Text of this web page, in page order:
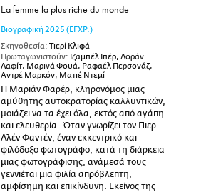
La femme la plus riche du monde
Βιογραφική 2025 (ΕΓΧΡ.)
Σκηνοθεσία: Τιερί Κλιφά
Πρωταγωνιστούν: Ιζαμπέλ Ιπέρ, Λοράν
Λαφίτ, Μαρινά Φουά, Ραφαέλ Περσονάζ,
Αντρέ Μαρκόν, Ματιέ Ντεμί
Η Μαριάν Φαρέρ, κληρονόμος μιας
αμύθητης αυτοκρατορίας καλλυντικών,
μοιάζει να τα έχει όλα, εκτός από αγάπη
και ελευθερία. Όταν γνωρίζει τον Πιερ-
Αλέν Φαντέν, έναν εκκεντρικό και
φιλόδοξο φωτογράφο, κατά τη διάρκεια
μιας φωτογράφισης, ανάμεσά τους
γεννιέται μια φιλία απρόβλεπτη,
αμφίσημη και επικίνδυνη. Εκείνος της